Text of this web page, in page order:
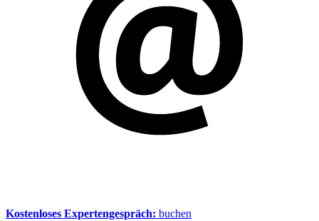
Kostenloses Expertengespräch: buchen